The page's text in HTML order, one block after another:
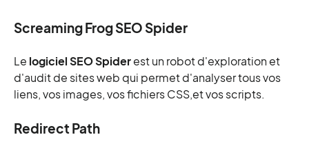
Screaming Frog SEO Spider
Le logiciel SEO Spiderest un robot d'exploration et
d'audit de sites web qui permet d'analyser tous vos
liens, vos images, vos fichiers CSS,et vos scripts.
Redirect Path